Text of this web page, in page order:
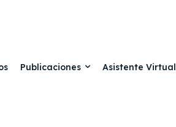
Publicaciones Asistente Virtual